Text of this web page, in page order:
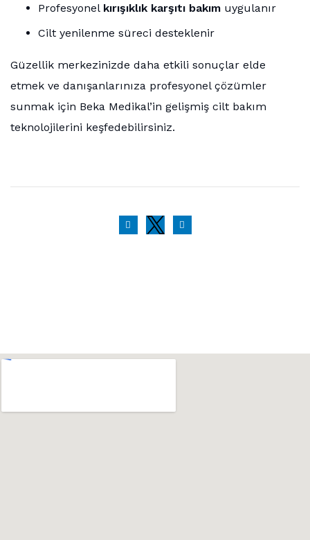
Profesyonel kırışıklık karşıtı bakım uygulanır
Cilt yenilenme süreci desteklenir
Güzellik merkezinizde daha etkili sonuçlar elde
etmek ve danışanlarınıza profesyonel çözümler
sunmak için Beka Medikal’in gelişmiş cilt bakım
teknolojilerini keşfedebilirsiniz.